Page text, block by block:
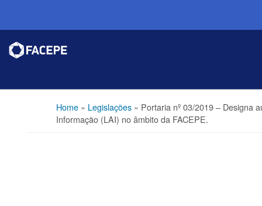
Home» Legislações» Portaria nº 03/2019 – Designa
Informação (LAI) no âmbito da FACEPE.